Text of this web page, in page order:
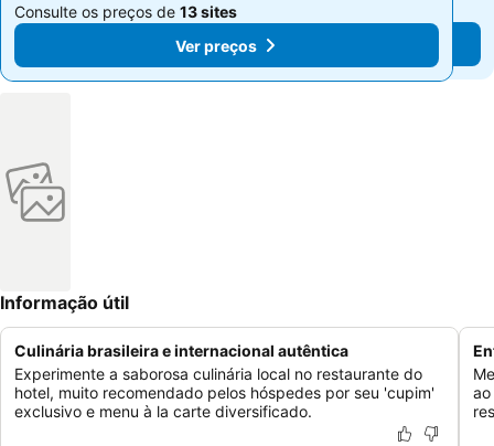
Consulte os preços de 13 sites
Ver preços
Consulte os preços de 13 sites
Ver preços
Informação útil
Culinária brasileira e internacional autêntica
Experimente a saborosa culinária local no restaurante do
hotel, muito recomendado pelos hóspedes por seu 'cupim'
exclusivo e menu à la carte diversificado.